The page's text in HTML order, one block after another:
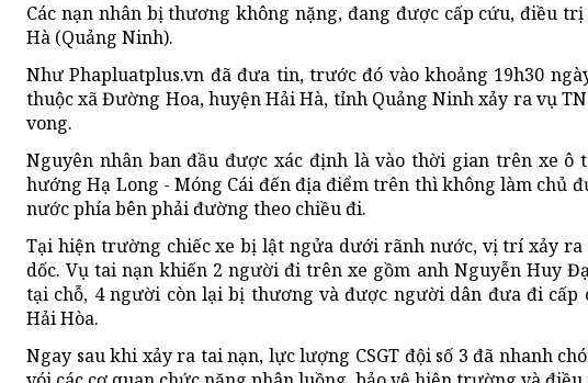
Các nạn nhân bị thương không nặng, đang được cấp cứu, điều
Hà (Quảng Ninh).
Như Phapluatplus.vn đã đưa tin, trước đó vào khoảng 19h30
thuộc xã Đường Hoa, huyện Hải Hà, tỉnh Quảng Ninh xảy ra vụ
vong.
Nguyên nhân ban đầu được xác định là vào thời gian trên xe ô
hướng Hạ Long - Móng Cái đến địa điểm trên thì không làm chủ
nước phía bên phải đường theo chiều đi.
Tại hiện trường chiếc xe bị lật ngửa dưới rãnh nước, vị trí xảy ra
dốc. Vụ tai nạn khiến 2 người đi trên xe gồm anh Nguyễn Huy
tại chỗ, 4 người còn lại bị thương và được người dân đưa đi
Hải Hòa.
Ngay sau khi xảy ra tai nạn, lực lượng CSGT đội số 3 đã nhanh